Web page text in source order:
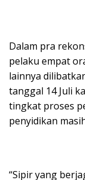
Dalam pra
pelaku empat
lainnya
tanggal 14 Juli
tingkat proses
penyidikan
“Sipir yang